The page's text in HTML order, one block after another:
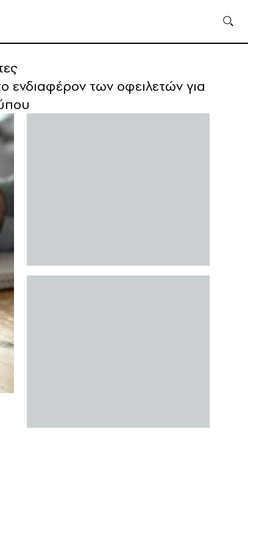
ενδιαφέρον των οφειλετών για